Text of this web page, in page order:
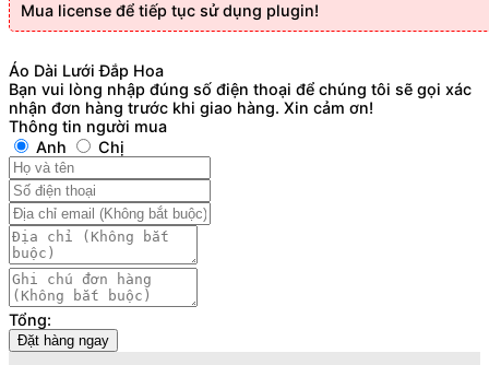
Mua license để tiếp tục sử dụng plugin!
Áo Dài Lưới Đắp Hoa
Bạn vui lòng nhập đúng số điện thoại để chúng tôi sẽ gọi xác
nhận đơn hàng trước khi giao hàng. Xin cảm ơn!
Thông tin người mua
Anh
Chị
Tổng:
Đặt hàng ngay